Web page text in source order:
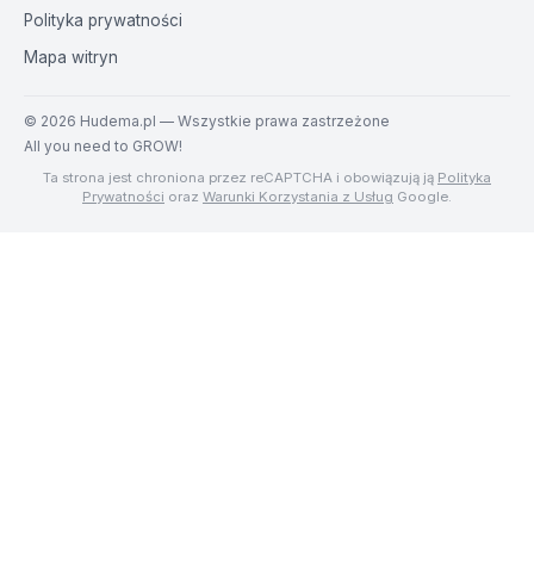
Polityka prywatności
Mapa witryn
© 2026 Hudema.pl — Wszystkie prawa zastrzeżone
All you need to GROW!
Ta strona jest chroniona przez reCAPTCHA i obowiązują ją Polityka
Prywatności oraz Warunki Korzystania z Usług Google.